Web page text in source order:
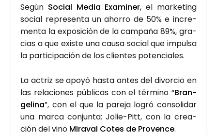
Según Social Media Exa­mi­ner, el mar­ke­ting
social repre­sen­ta un aho­rro de 50% e incre­
men­ta la expo­si­ción de la cam­pa­ña 89%, gra­
cias a que exis­te una cau­sa social que impul­sa
la par­ti­ci­pa­ción de los clien­tes poten­cia­les.
La actriz se apo­yó has­ta antes del divor­cio en
las rela­cio­nes públi­cas con el tér­mino “Bran­
ge­li­na”, con el que la pare­ja logró con­so­li­dar
una mar­ca con­jun­ta: Jolie-Pitt, con la crea­
ción del vino Mira­val Cotes de Pro­ven­ce.